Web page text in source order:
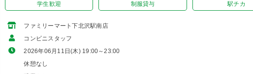
学生歓迎 制服貸与 駅チカ
ファミリーマート下北沢駅南店
コンビニスタッフ
2026年06月11日(木) 19:00～23:00
休憩なし